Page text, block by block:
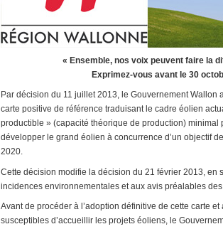
« Ensemble, nos voix peuvent faire la
Exprimez-vous avant le 30
Par décision du 11 juillet 2013, le Gouvernement Wallon
carte positive de référence traduisant le cadre éolien
productible » (capacité théorique de production) minimal
développer le grand éolien à concurrence d’un objectif
2020.
Cette décision modifie la décision du 21 février 2013, en
incidences environnementales et aux avis préalables
Avant de procéder à l’adoption définitive de cette carte
susceptibles d’accueillir les projets éoliens, le